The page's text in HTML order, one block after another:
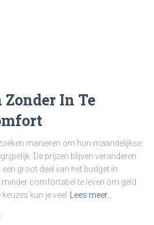
Zonder In Te
manieren om hun maandelijkse
De prijzen blijven veranderen
groot deel van het budget in
minder comfortabel te leven om geld
kun je veel
Lees meer…